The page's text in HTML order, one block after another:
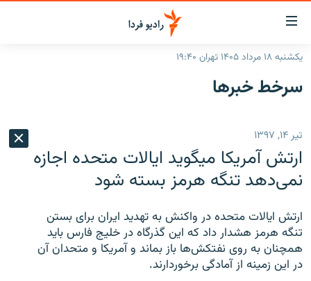
لینک‌های
قابلیت
دسترسی
بازگشت
اصلی
رفتن
صفحه
ایران
رادیو
انتخاب کنید و بشنوید
فرکانس‌ها
پادکست
گزارش‌های تصویری
گزارش‌های ویدئویی
زنان فردا
English
یکشنبه ۱۸ مرداد ۱۴۰۵ تهران ۱۹:۴۰
سرخط‌ خبرها
تیر ۱۴, ۱۳۹۷
ارتش آمریکا میگوید ایالات متحده اجازه
نمی‌دهد تنگه هرمز بسته شود
ارتش ایالات متحده در واکنش به تهدید ایران برای بستن
تنگه هرمز هشدار داد که این گذرگاه در خلیج فارس باید
همچنان به روی نفتکش‌ها باز بماند و آمریکا و متحدان آن
در این زمینه از آمادگی برخوردارند.